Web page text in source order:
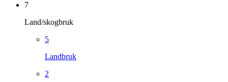
7
Land/skogbruk
5
Landbruk
2